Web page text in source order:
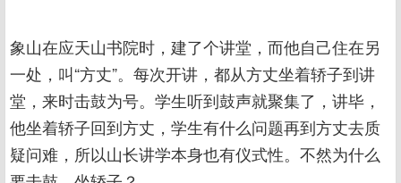
象山在应天山书院时，建了个讲堂，而他自己住在另
一处，叫“方丈”。每次开讲，都从方丈坐着轿子到讲
堂，来时击鼓为号。学生听到鼓声就聚集了，讲毕，
他坐着轿子回到方丈，学生有什么问题再到方丈去质
疑问难，所以山长讲学本身也有仪式性。不然为什么